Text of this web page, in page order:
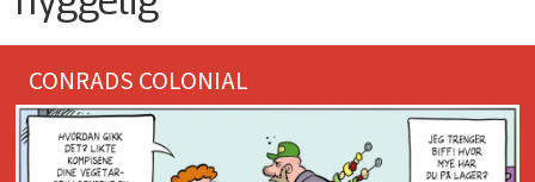
CONRADS COLONIAL